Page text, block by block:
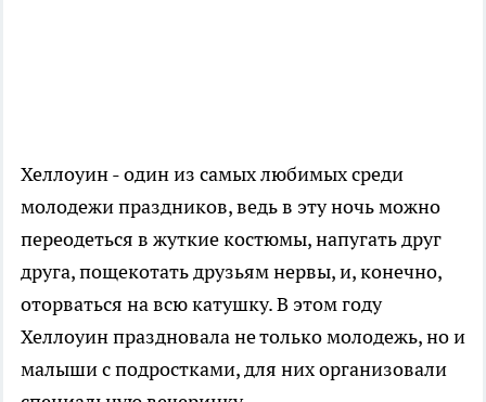
Хеллоуин - один из самых любимых среди
молодежи праздников, ведь в эту ночь можно
переодеться в жуткие костюмы, напугать друг
друга, пощекотать друзьям нервы, и, конечно,
оторваться на всю катушку. В этом году
Хеллоуин праздновала не только молодежь, но и
малыши с подростками, для них организовали